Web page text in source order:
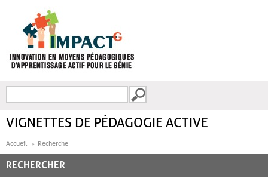
FORMULAIRE DE
VIGNETTES DE PÉDAGOGIE ACTIVE
Accueil Recherche
RECHERCHER